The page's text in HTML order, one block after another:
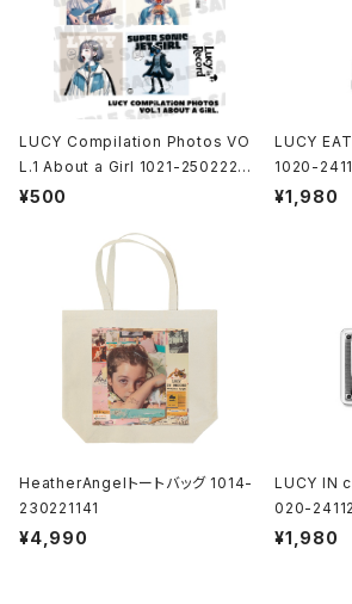
LUCY Compilation Photos VO
L.1 About a Girl 1021-25022200
1
¥500
LUCY
1020-
¥1,980
HeatherAngelトートバッグ 1014-
230221141
¥4,990
LUCY IN
020-
¥1,980